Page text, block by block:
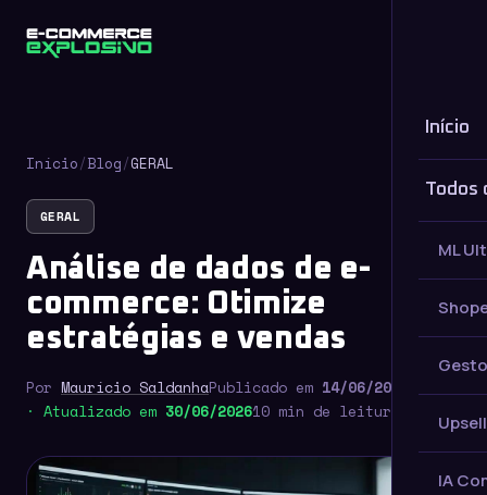
Início
Todos
ML
IA
Início/Blog/GERAL
GERAL
Análise de dados de e-
commerce: Otimize
estratégias e vendas
Por Maurício SaldanhaPublicado em 14/06/2025
· Atualizado em 30/06/202610 min de leitura